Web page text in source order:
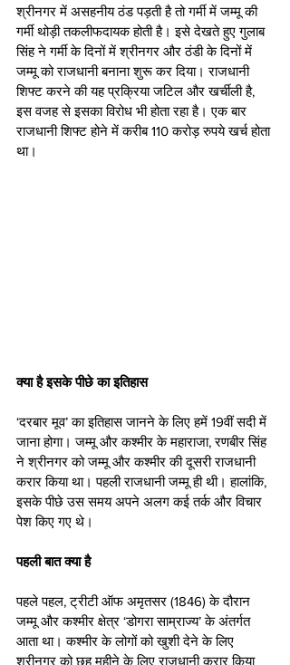
श्रीनगर में असहनीय ठंड पड़ती है तो गर्मी में जम्मू की
गर्मी थोड़ी तकलीफदायक होती है। इसे देखते हुए गुलाब
सिंह ने गर्मी के दिनों में श्रीनगर और ठंडी के दिनों में
जम्मू को राजधानी बनाना शुरू कर दिया। राजधानी
शिफ्ट करने की यह प्रक्रिया जटिल और खर्चीली है,
इस वजह से इसका विरोध भी होता रहा है। एक बार
राजधानी शिफ्ट होने में करीब 110 करोड़ रुपये खर्च होता
था।
क्या है इसके पीछे का इतिहास
‘दरबार मूव’ का इतिहास जानने के लिए हमें 19वीं सदी में
जाना होगा। जम्मू और कश्मीर के महाराजा, रणबीर सिंह
ने श्रीनगर को जम्मू और कश्मीर की दूसरी राजधानी
करार किया था। पहली राजधानी जम्मू ही थी। हालांकि,
इसके पीछे उस समय अपने अलग कई तर्क और विचार
पेश किए गए थे।
पहली बात क्या है
पहले पहल, ट्रीटी ऑफ अमृतसर (1846) के दौरान
जम्मू और कश्मीर क्षेत्र ‘डोगरा साम्राज्य’ के अंतर्गत
आता था। कश्मीर के लोगों को खुशी देने के लिए
श्रीनगर को छह महीने के लिए राजधानी करार किया